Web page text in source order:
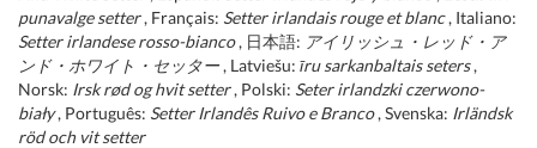
punavalge setter, Français: Setter irlandais rouge et blanc, Italiano:
Setter irlandese rosso-bianco, 日本語: アイリッシュ・レッド・ア
ンド・ホワイト・セッター, Latviešu: īru sarkanbaltais seters,
Norsk: Irsk rød og hvit setter, Polski: Seter irlandzki czerwono-
biały, Português: Setter Irlandês Ruivo e Branco, Svenska: Irländsk
röd och vit setter